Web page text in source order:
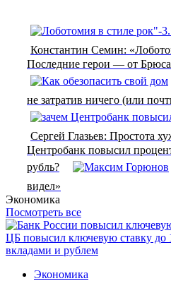
Константин Семин:
Последние герои — от
не затратив ничего (или
Сергей Глазьев: Простота
Центробанк повысил
рубль?
видел»
Экономика
Посмотреть все
ЦБ повысил ключевую ставку до
вкладами и рублем
Экономика